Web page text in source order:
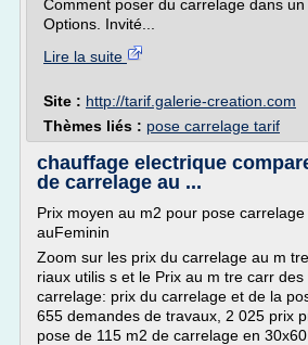
Comment poser du carrelage dans
Options. Invité...
Lire la suite
Site : http://tarif.galerie-creation.com
Thèmes liés : pose carrelage tarif
chauffage electrique
de carrelage au ...
Prix moyen au m2 pour pose
auFeminin
Zoom sur les prix du carrelage au m
riaux utilis s et le Prix au m tre carr
carrelage: prix du carrelage et de la
655 demandes de travaux, 2 025 prix
pose de 115 m2 de carrelage en